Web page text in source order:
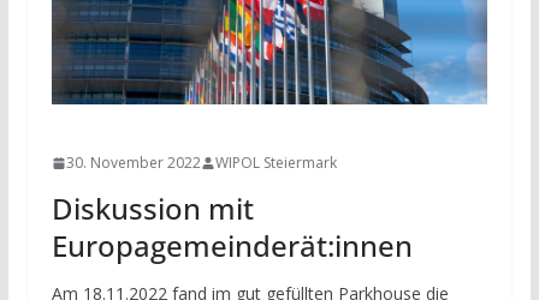
30. November 2022 WIPOL Steiermark
Diskussion mit
Europagemeinderät:innen
Am 18.11.2022 fand im gut gefüllten Parkhouse die